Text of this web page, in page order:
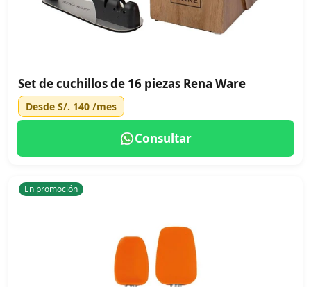
Set de cuchillos de 16 piezas Rena Ware
Desde S/. 140 /mes
Consultar
En promoción